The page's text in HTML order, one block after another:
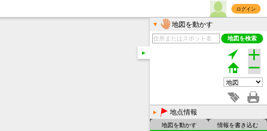
ログイン
地図を動かす
地図を検索
地点情報
地図を動かす 情報を書き込む